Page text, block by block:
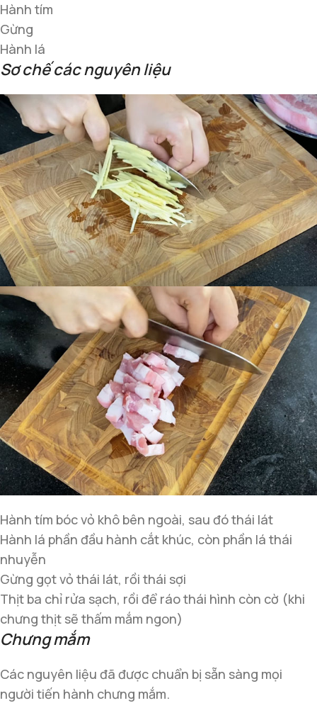
Hành tím
Gừng
Hành lá
Sơ chế các nguyên liệu
Hành tím bóc vỏ khô bên ngoài, sau đó thái lát
Hành lá phần đầu hành cắt khúc, còn phần lá thái
nhuyễn
Gừng gọt vỏ thái lát, rồi thái sợi
Thịt ba chỉ rửa sạch, rồi để ráo thái hình còn cờ (khi
chưng thịt sẽ thấm mắm ngon)
Chưng mắm
Các nguyên liệu đã được chuẩn bị sẵn sàng mọi
người tiến hành chưng mắm.